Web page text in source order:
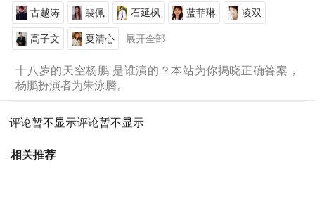
古越涛 裴佩 石延枫 蓝菲琳 凌双
高子文 夏清心 展开全部
十八岁的天空杨鹏 是谁演的？本站为你揭晓正确答案，
杨鹏扮演者为朱泳腾。
评论暂不显示评论暂不显示
相关推荐